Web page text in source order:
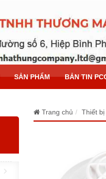
SẢN PHẨM BẢN TIN
Trang chủ Thiết